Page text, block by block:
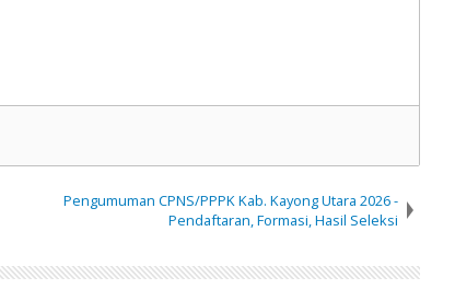
Pengumuman CPNS/PPPK Kab. Kayong Utara 2026 -
Pendaftaran, Formasi, Hasil Seleksi